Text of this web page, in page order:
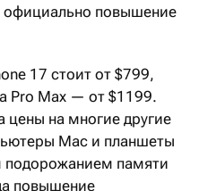
официально повышение
17 стоит от $799,
Pro Max — от $1199.
на многие другие
Mac и планшеты
подорожанием памяти
повышение